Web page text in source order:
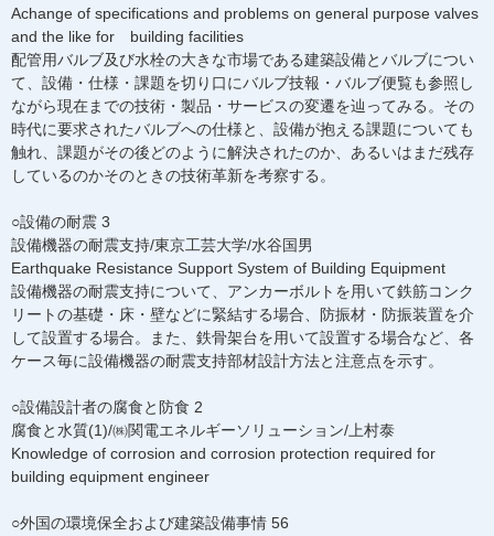
Achange of specifications and problems on general purpose valves
and the like for building facilities
配管用バルブ及び水栓の大きな市場である建築設備とバルブについ
て、設備・仕様・課題を切り口にバルブ技報・バルブ便覧も参照し
ながら現在までの技術・製品・サービスの変遷を辿ってみる。その
時代に要求されたバルブへの仕様と、設備が抱える課題についても
触れ、課題がその後どのように解決されたのか、あるいはまだ残存
しているのかそのときの技術革新を考察する。
○設備の耐震 3
設備機器の耐震支持/東京工芸大学/水谷国男
Earthquake Resistance Support System of Building Equipment
設備機器の耐震支持について、アンカーボルトを用いて鉄筋コンク
リートの基礎・床・壁などに緊結する場合、防振材・防振装置を介
して設置する場合。また、鉄骨架台を用いて設置する場合など、各
ケース毎に設備機器の耐震支持部材設計方法と注意点を示す。
○設備設計者の腐食と防食 2
腐食と水質(1)/㈱関電エネルギーソリューション/上村泰
Knowledge of corrosion and corrosion protection required for
building equipment engineer
○外国の環境保全および建築設備事情 56